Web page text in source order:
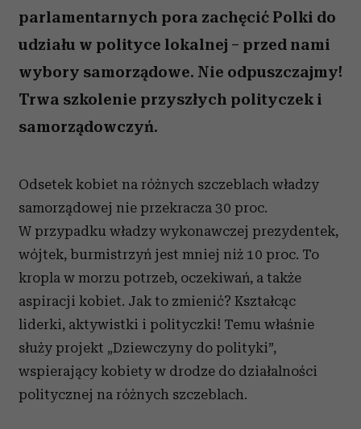
parlamentarnych pora zachęcić Polki do
udziału w polityce lokalnej – przed nami
wybory samorządowe. Nie odpuszczajmy!
Trwa szkolenie przyszłych polityczek i
samorządowczyń.
Odsetek kobiet na różnych szczeblach władzy
samorządowej nie przekracza 30 proc.
W przypadku władzy wykonawczej prezydentek,
wójtek, burmistrzyń jest mniej niż 10 proc. To
kropla w morzu potrzeb, oczekiwań, a także
aspiracji kobiet. Jak to zmienić? Kształcąc
liderki, aktywistki i polityczki! Temu właśnie
służy projekt „Dziewczyny do polityki”,
wspierający kobiety w drodze do działalności
politycznej na różnych szczeblach.